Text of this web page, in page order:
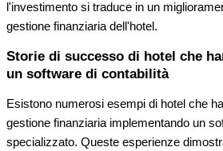
l'investimento si traduce in un
gestione finanziaria dell'hotel.
Storie di successo di hotel che
un software di contabilità
Esistono numerosi esempi di hotel che
gestione finanziaria implementando un
specializzato. Queste esperienze